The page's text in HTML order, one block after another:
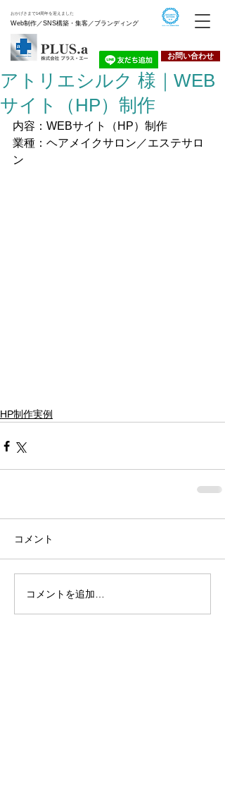
おかげさまで14周年を迎えました
Web制作／SNS構築・集客／ブランディング
お問い合わせ
アトリエシルク 様｜WEB
サイト（HP）制作
内容：WEBサイト（HP）制作
業種：ヘアメイクサロン／エステサロ
ン
HP制作実例
コメント
コメントを追加…